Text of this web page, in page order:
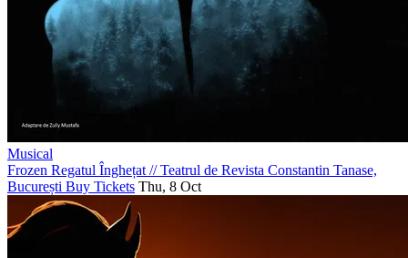
Musical
Frozen Regatul Înghețat //Teatrul de Revista Constantin Tanase,
București Buy Tickets Thu, 8 Oct